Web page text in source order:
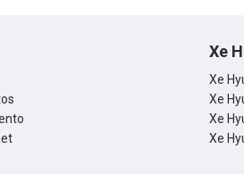
Xe
Xe
Xe
Xe
Xe